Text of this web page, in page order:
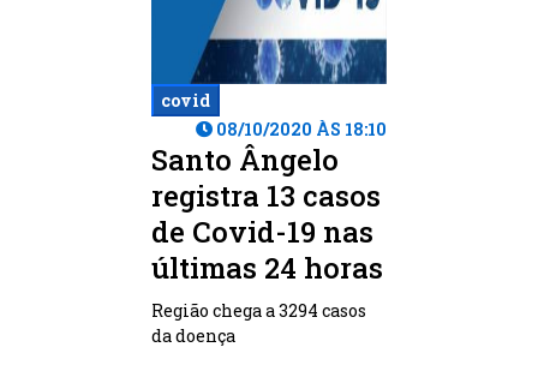
covid
08/10/2020 ÀS 18:10
Santo Ângelo
registra 13 casos
de Covid-19 nas
últimas 24 horas
Região chega a 3294 casos
da doença